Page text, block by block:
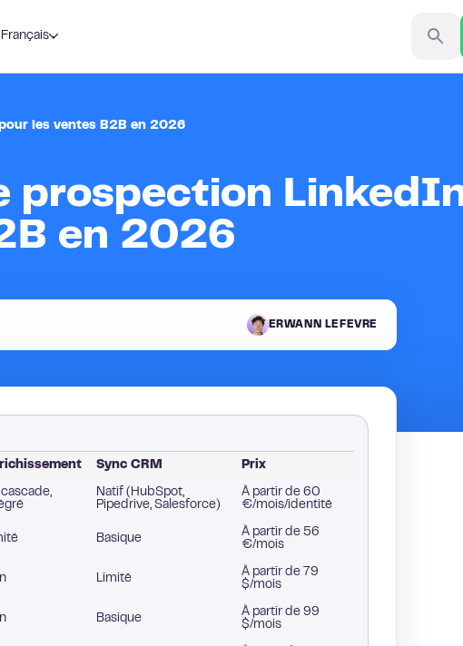
Français
les ventes B2B en 2026
prospection
en 2026
ERWANN LEFEVRE
Sync CRM Prix
cascade,
Natif (HubSpot,
Pipedrive, Salesforce)
À partir de 60
€/mois/identité
Basique
À partir de 56
€/mois
Limité
À partir de 79
$/mois
Basique
À partir de 99
$/mois